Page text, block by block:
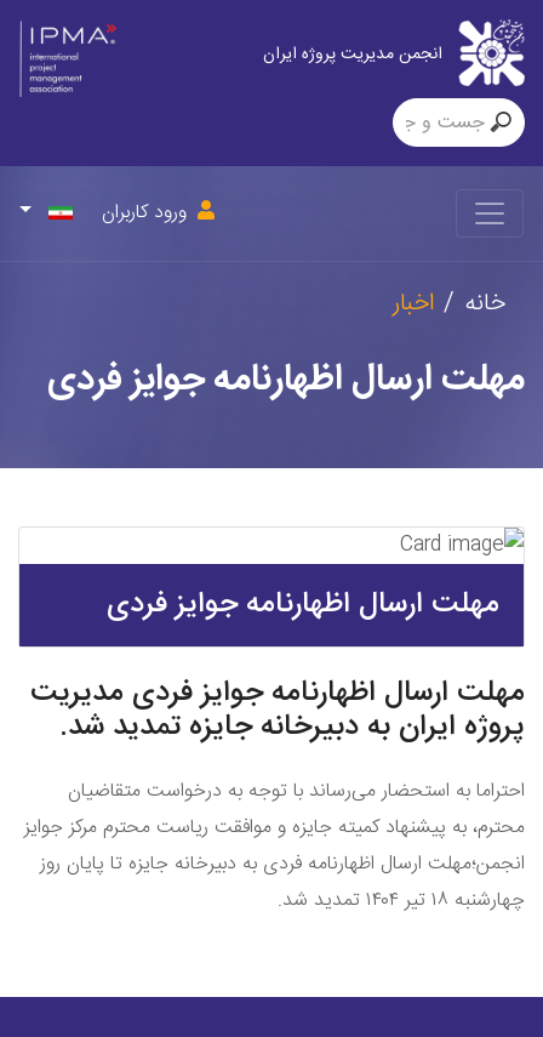
انجمن مدیریت پروژه ایران
ورود کاربران
خانه اخبار
مهلت ارسال اظهارنامه جوایز فردی
مهلت ارسال اظهارنامه جوایز فردی
مهلت ارسال اظهارنامه جوایز فردی مدیریت
پروژه ایران به دبیرخانه جایزه تمدید شد.
احتراما به استحضار می‌رساند با توجه به درخواست متقاضیان
محترم، به پیشنهاد کمیته جایزه و موافقت ریاست محترم مرکز جوایز
انجمن؛مهلت ارسال اظهارنامه فردی به دبیرخانه جایزه تا پایان روز
چهارشنبه ۱٨ تیر ۱۴۰۴ تمدید شد.